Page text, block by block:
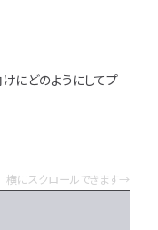
にどのようにしてプ
横にスクロールできます→